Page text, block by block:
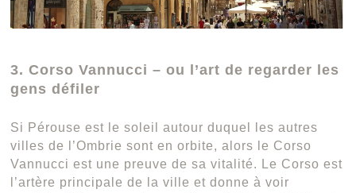
3. Corso Vannucci – ou l’art de regarder les
gens défiler
Si Pérouse est le soleil autour duquel les autres
villes de l’Ombrie sont en orbite, alors le Corso
Vannucci est une preuve de sa vitalité. Le Corso est
l’artère principale de la ville et donne à voir